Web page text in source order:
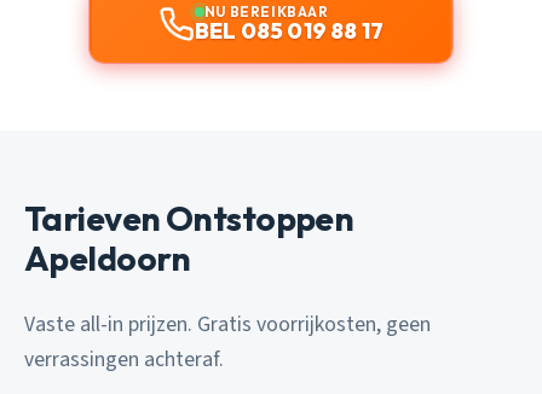
NU BEREIKBAAR
BEL 085 019 88 17
Tarieven Ontstoppen
Apeldoorn
Vaste all-in prijzen. Gratis voorrijkosten, geen
verrassingen achteraf.